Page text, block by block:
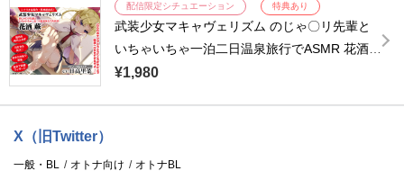
配信限定シチュエーション 特典あり
武装少女マキャヴェリズム のじゃ〇リ先輩と
いちゃいちゃ一泊二日温泉旅行でASMR 花酒蕨
【出演声優：日高里菜】
¥1,980
X（旧Twitter）
一般・BL オトナ向け オトナBL